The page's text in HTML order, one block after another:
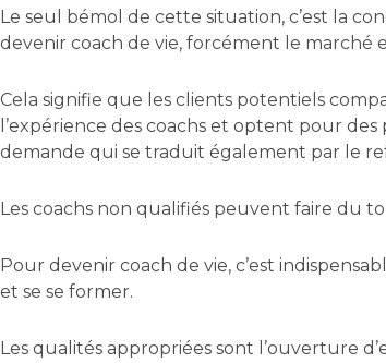
Le seul bémol de cette situation, c’est la
devenir coach de vie, forcément le marché
Cela signifie que les clients potentiels
l’expérience des coachs et optent pour
demande qui se traduit également par le
Les coachs non qualifiés peuvent faire du
Pour devenir coach de vie, c’est
et se se former.
Les qualités appropriées sont l’ouverture